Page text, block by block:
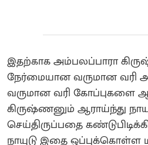
இதற்காக அம்பலப்பாரா
நேர்மையான வருமான வரி
வருமான வரி கோப்புகளை
கிருஷ்ணனும் ஆராய்ந்து
செய்திருப்பதை
நாயுடு இதை ஒப்புக்கொள்ள